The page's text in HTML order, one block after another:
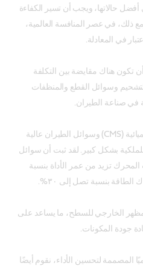
حالاتها، ويجب أن تسير الكفاءة
ذلك، في عصر المنافسة العالمية،
في المعادلة.
هناك مقايضة بين التكلفة
وسوائل القطع والمنظفات
في صناعة الطيران.
وذلك لأن خدمات إدارة المواد الكيميائية (CMS) وسوائل الطيران عالية
للملكية بشكل كبير. لقد ثبت أن سوائل
٩٨٩٨ لتركيبات المحرك تزيد من عمر الأداة بنسبة
الخارجي للسطح، ما يساعد على
جودة المكونات.
المصممة لتحسين الأداء، نقوم أيضًا